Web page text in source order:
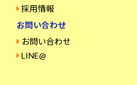
採用情報
お問い合わせ
お問い合わせ
LINE@